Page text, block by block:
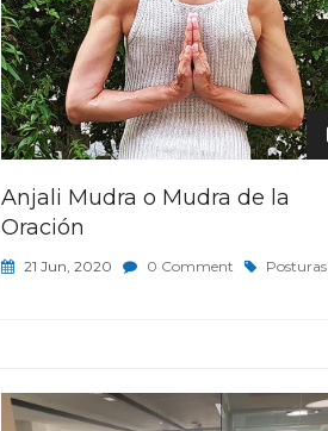
Anjali Mudra o Mudra de la
Oración
21 Jun, 2020 0 Comment Posturas